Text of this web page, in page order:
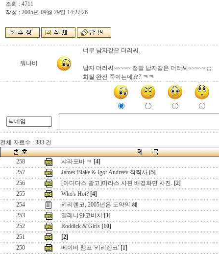
조회 : 4711
작성 : 2005년 09월 29일 14:27:26
워나비
너무 남자같은 더러씨.
남자 더러씨~~~~~ 정말 남자같은 더러씨~~~~~ ;;;
화질 완전 죽이는데요? ㅋㅋ
전체 자료수 : 383 건
258 샤라포바 ㅋ [4]
257
James Blake & Igor Andreev 직찍사 [5]
256
[아디다스 광고]마라스 사핀 배경화면 사진. [2]
255
Who's Hot? [4]
254
키리렌코, 2005년은 도약의 해
253
옐레니얀코비치 [1]
252
Roddick & Girls [10]
251
[2]
250
베이비 챔프 '키리렌코' [1]